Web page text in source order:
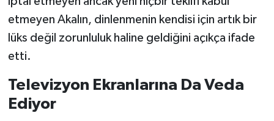
etmeyen Akalın, dinlenmenin kendisi için artık bir
lüks değil zorunluluk haline geldiğini açıkça ifade
etti.
Televizyon Ekranlarına Da Veda
Ediyor